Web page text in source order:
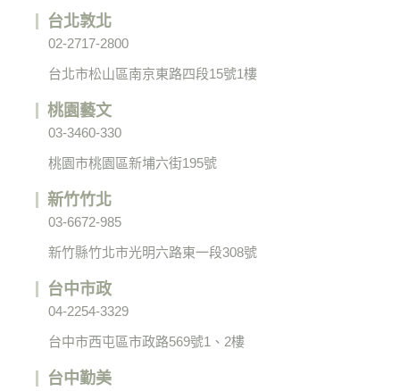
台北敦北
02-2717-2800
台北市松山區南京東路四段15號1樓
桃園藝文
03-3460-330
桃園市桃園區新埔六街195號
新竹竹北
03-6672-985
新竹縣竹北市光明六路東一段308號
台中市政
04-2254-3329
台中市西屯區市政路569號1、2樓
台中勤美